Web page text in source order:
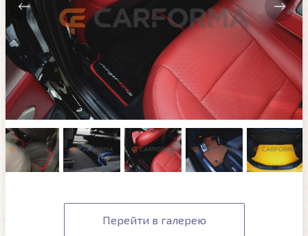
Перейти в галерею